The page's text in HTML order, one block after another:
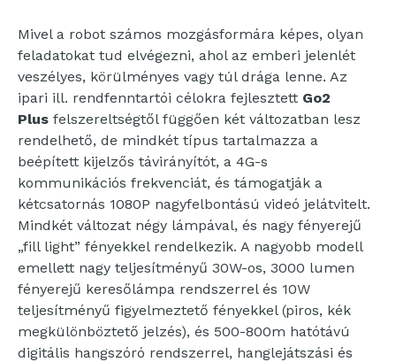
Mivel a robot számos mozgásformára képes, olyan
feladatokat tud elvégezni, ahol az emberi jelenlét
veszélyes, körülményes vagy túl drága lenne. Az
ipari ill. rendfenntartói célokra fejlesztett Go2
Plus felszereltségtől függően két változatban lesz
rendelhető, de mindkét típus tartalmazza a
beépített kijelzős távirányítót, a 4G-s
kommunikációs frekvenciát, és támogatják a
kétcsatornás 1080P nagyfelbontású videó jelátvitelt.
Mindkét változat négy lámpával, és nagy fényerejű
„fill light” fényekkel rendelkezik. A nagyobb modell
emellett nagy teljesítményű 30W-os, 3000 lumen
fényerejű keresőlámpa rendszerrel és 10W
teljesítményű figyelmeztető fényekkel (piros, kék
megkülönböztető jelzés), és 500-800m hatótávú
digitális hangszóró rendszerrel, hanglejátszási és